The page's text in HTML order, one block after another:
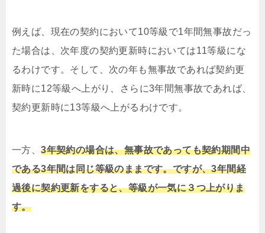
例えば、現在の契約において10等級で1年間無事故だっ
た場合は、次年度の契約更新時においては11等級にな
るわけです。そして、次の年も無事故であれば契約更
新時に12等級へ上がり、さらに3年間無事故であれば、
契約更新時に13等級へ上がるわけです。
一方、3年契約の場合は、無事故であっても契約期間中
である3年間は同じ等級のままです。ですが、3年間経
過後に契約更新をすると、等級が一気に３つ上がりま
す。